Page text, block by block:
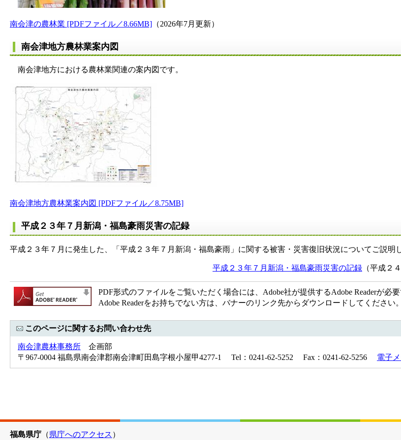
南会津の農林業 [PDFファイル／8.66MB] （2026年7月更新）
南会津地方農林業案内図
南会津地方における農林業関連の案内図です。
南会津地方農林業案内図 [PDFファイル／8.75MB]
平成２３年７月新潟・福島豪雨災害の記録
平成２３年７月に発生した、「平成２３年７月新潟・福島豪雨」に関する被害・災害復旧状況についてご説明
平成２３年７月新潟・福島豪雨災害の記録 （平成２
PDF形式のファイルをご覧いただく場合には、Adobe社が提供するAdobe Readerが必要
Adobe Readerをお持ちでない方は、バナーのリンク先からダウンロードしてください
このページに関するお問い合わせ先
南会津農林事務所 企画部
〒967-0004 福島県南会津郡南会津町田島字根小屋甲4277-1 Tel：0241-62-5252 Fax：0241-62-5256 電子
福島県庁 （県庁へのアクセス ）